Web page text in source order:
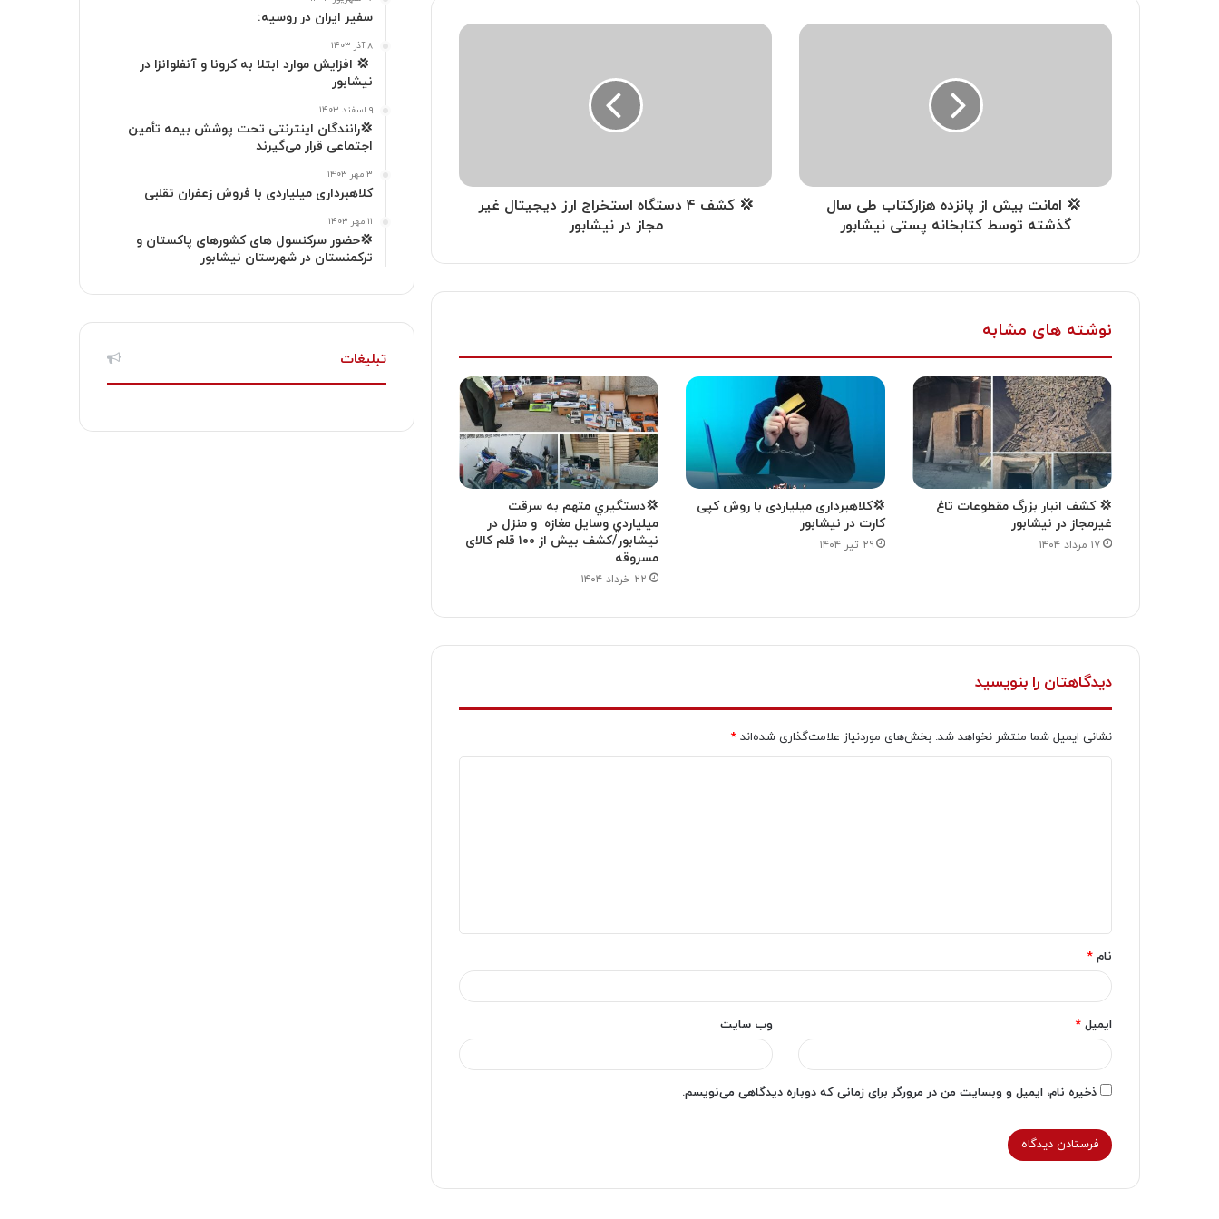
‍ 💢 امانت بیش از پانزده هزارکتاب طی سال
گذشته توسط کتابخانه پستی نیشابور
💢 کشف ۴ دستگاه استخراج ارز دیجیتال غیر
مجاز در نیشابور
نوشته های مشابه
💢 كشف انبار بزرگ مقطوعات تاغ
غیرمجاز در نیشابور
۱۷ مرداد ۱۴۰۴
💢کلاهبرداری میلیاردی با روش کپی
کارت در نیشابور
۲۹ تیر ۱۴۰۴
💢دستگيري متهم به سرقت
ميلياردي وسایل مغازه و منزل در
نیشابور/کشف بیش از ۱۰۰ قلم کالای
مسروقه
۲۲ خرداد ۱۴۰۴
دیدگاهتان را بنویسید
نشانی ایمیل شما منتشر نخواهد شد. بخش‌های موردنیاز علامت‌گذاری شده‌اند *
*
نام *
ایمیل * وب‌ سایت
ذخیره نام، ایمیل و وبسایت من در مرورگر برای زمانی که دوباره دیدگاهی می‌نویسم.
ا
م
سفیر ایران در روسیه:
۸ آذر ۱۴۰۳
‍ 💢 افزایش موارد ابتلا به کرونا و آنفلوانزا در
نیشابور
۹ اسفند ۱۴۰۳
💢رانندگان اینترنتی تحت پوشش بیمه تأمین
اجتماعی قرار می‌گیرند
۳ مهر ۱۴۰۳
کلاهبرداری میلیاردی با فروش زعفران تقلبی
۱۱ مهر ۱۴۰۳
💢حضور سرکنسول های کشورهای پاکستان و
ترکمنستان در شهرستان نیشابور
تبلیغات